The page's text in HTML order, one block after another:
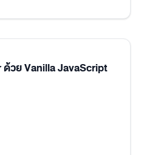
ด้วย Vanilla JavaScript